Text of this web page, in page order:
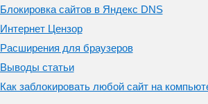
Блокировка сайтов в Яндекс DNS
Интернет Цензор
Расширения для браузеров
Выводы статьи
Как заблокировать любой сайт на